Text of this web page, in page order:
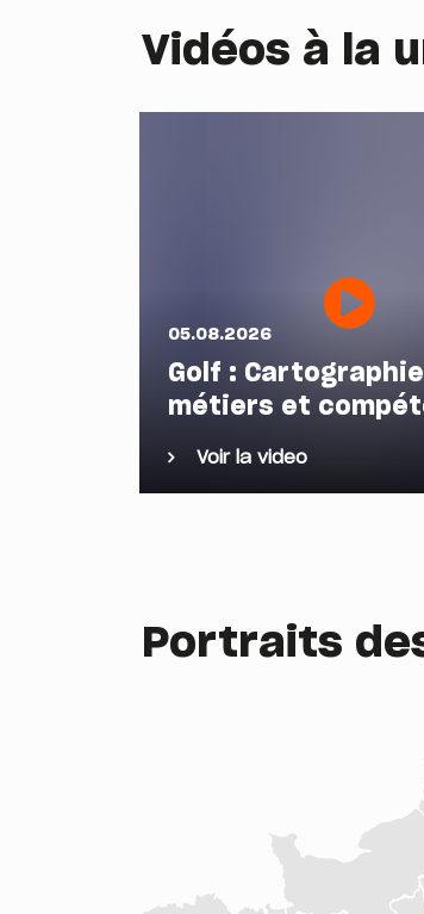
Vidéos à la
05.08.2026
Golf :
métiers et
Voir la video
Portraits